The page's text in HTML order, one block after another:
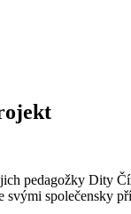
pedagožky Dity
svými společensky